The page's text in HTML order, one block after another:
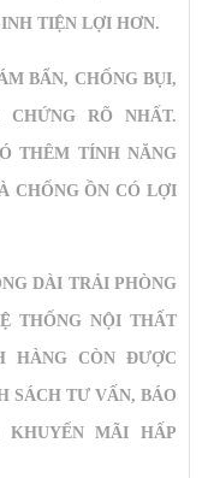
TIỆN LỢI HƠN.
BẨN, CHỐNG BỤI,
RÕ NHẤT.
THÊM TÍNH NĂNG
CHỐNG ỒN CÓ LỢI
DÀI TRẢI PHÒNG
THỐNG NỘI THẤT
HÀNG CÒN ĐƯỢC
SÁCH TƯ VẤN, BÁO
MÃI HẤP